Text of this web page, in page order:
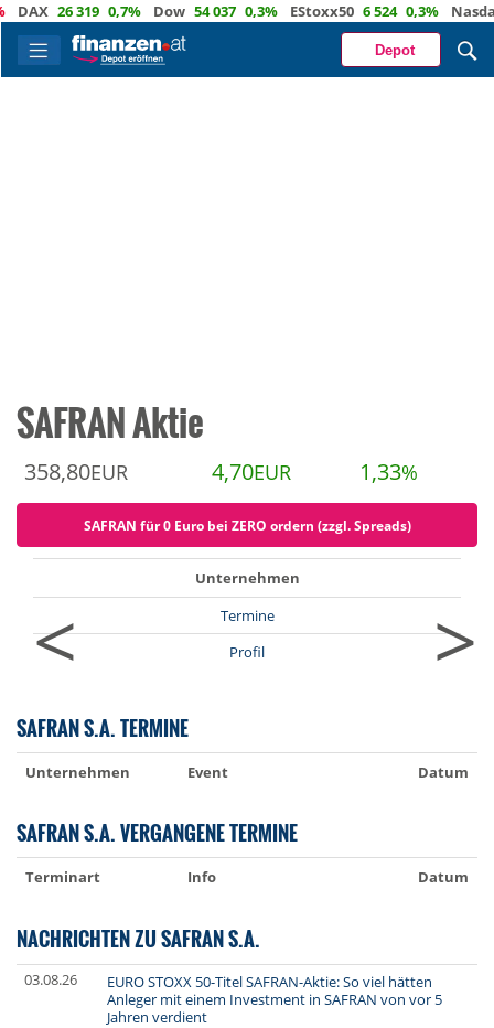
26 319 0,7% Dow 54 037 0,3% EStoxx50 6 524 0,3% Nasdaq
Depot
SAFRAN Aktie
358,80EUR 4,70EUR 1,33%
SAFRAN für 0 Euro bei ZERO ordern (zzgl. Spreads)
<
Unternehmen
Termine
Profil
>
SAFRAN S.A. TERMINE
Unternehmen Event Datum
SAFRAN S.A. VERGANGENE TERMINE
Terminart Info Datum
NACHRICHTEN ZU SAFRAN S.A.
03.08.26
EURO STOXX 50-Titel SAFRAN-Aktie: So viel hätten
Anleger mit einem Investment in SAFRAN von vor 5
Jahren verdient